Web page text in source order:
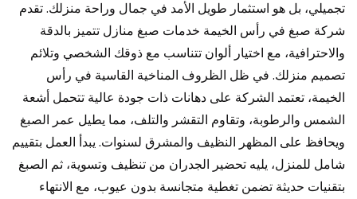
تجميلي، بل هو استثمار طويل الأمد في جمال وراحة منزلك. تقدم
شركة صبغ في رأس الخيمة خدمات صبغ منازل تتميز بالدقة
والاحترافية، مع اختيار ألوان تتناسب مع ذوقك الشخصي وتلائم
تصميم منزلك. في ظل الظروف المناخية القاسية في رأس
الخيمة، تعتمد الشركة على دهانات ذات جودة عالية تتحمل أشعة
الشمس والرطوبة، وتقاوم التقشر والتلف، مما يطيل عمر الصبغ
ويحافظ على المظهر النظيف والمشرق لسنوات. يبدأ العمل بتقييم
شامل للمنزل، يليه تحضير الجدران من تنظيف وتسوية، ثم الصبغ
بتقنيات حديثة تضمن تغطية متجانسة بدون عيوب، مع الانتهاء